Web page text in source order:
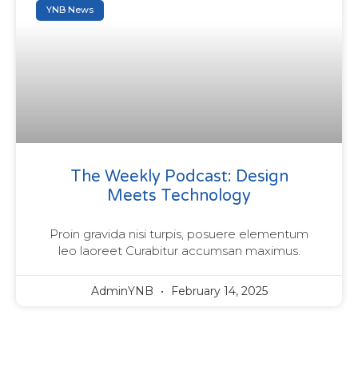
YNB News
The Weekly Podcast: Design
Meets Technology
Proin gravida nisi turpis, posuere elementum
leo laoreet Curabitur accumsan maximus.
AdminYNB February 14, 2025